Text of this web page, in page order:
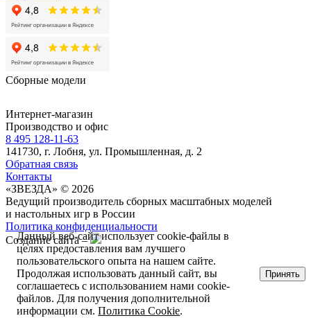
Сборные модели
Интернет-магазин
Производство и офис
8 495 128-11-63
141730, г. Лобня, ул. Промышленная, д. 2
Обратная связь
Контакты
«ЗВЕЗДА» © 2026
Ведущий производитель сборных масштабных моделей
и настольных игр в России
Политика конфиденциальности
Создание сайта –
Данный веб-сайт использует cookie-файлы в
целях предоставления вам лучшего
пользовательского опыта на нашем сайте.
Продолжая использовать данный сайт, вы
соглашаетесь с использованием нами cookie-
файлов. Для получения дополнительной
информации см.Политика Cookie.
Принять